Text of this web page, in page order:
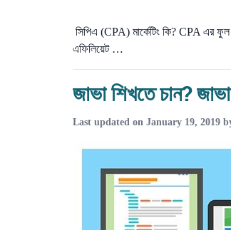
সিপিএ (CPA) মার্কেটিং কি? CPA এর
এফিলিয়েট …
জাভা শিখতে চান?
Last updated on January 19, 2019